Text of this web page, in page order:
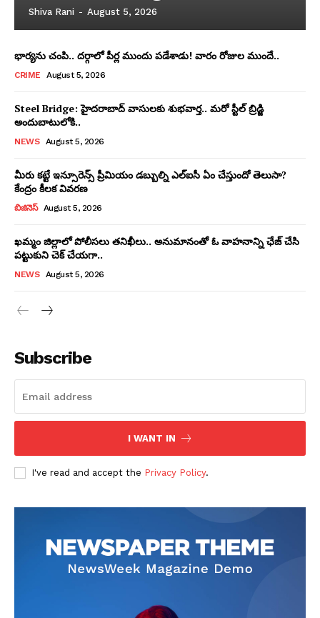
Shiva Rani - August 5, 2026
భార్యను చంపి.. దర్గాలో పీర్ల ముందు పడేశాడు! వారం రోజుల ముందే..
CRIME August 5, 2026
Steel Bridge: హైదరాబాద్ వాసులకు శుభవార్త.. మరో స్టీల్ బ్రిడ్జి
అందుబాటులోకి..
NEWS August 5, 2026
మీరు కట్టే ఇన్సూరెన్స్ ప్రీమియం డబ్బుల్ని ఎల్ఐసీ ఏం చేస్తుందో తెలుసా?
కేంద్రం కీలక వివరణ
బిజినెస్ August 5, 2026
ఖమ్మం జిల్లాలో పోలీసలు తనిఖీలు.. అనుమానంతో ఓ వాహనాన్ని ఛేజ్ చేసి
పట్టుకుని చెక్ చేయగా..
NEWS August 5, 2026
Subscribe
I WANT IN
I've read and accept the Privacy Policy.